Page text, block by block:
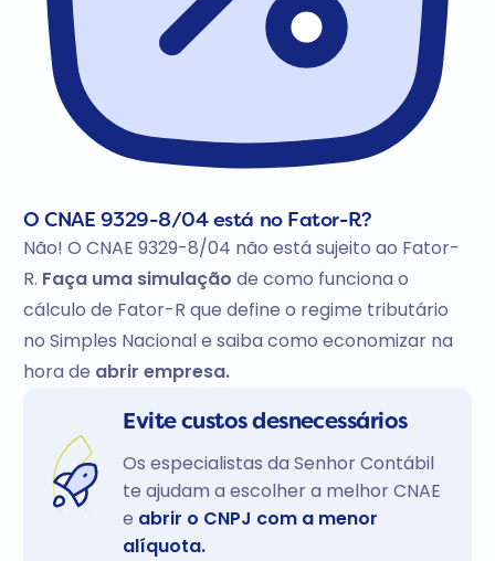
O CNAE 9329-8/04 está no Fator-R?
Não! O CNAE 9329-8/04 não está sujeito ao Fator-
R. Faça uma simulação de como funciona o
cálculo de Fator-R que define o regime tributário
no Simples Nacional e saiba como economizar na
hora de abrir empresa.
Evite custos desnecessários
Os especialistas da Senhor Contábil
te ajudam a escolher a melhor CNAE
e abrir o CNPJ com a menor
alíquota.